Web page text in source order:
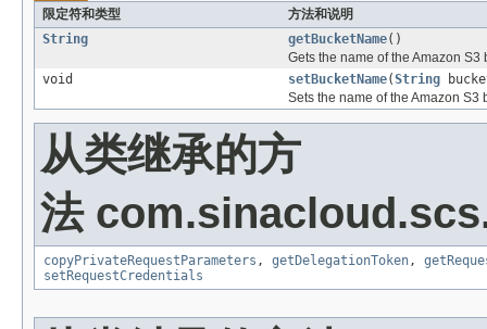
限定符和类型
方法和说明
String
getBucketName()
Gets the name of the Amazon S3
void
setBucketName(String
Sets the name of the Amazon S3
从类继承的方
法
copyPrivateRequestParameters , getDelegationToken,
setRequestCredentials